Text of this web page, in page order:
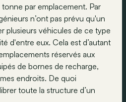
par emplacement. Par
n’ont pas prévu qu'un
plusieurs véhicules de ce type
d'entre eux. Cela est d’autant
réservés aux
de bornes de recharge,
endroits. De quoi
toute la structure d’un